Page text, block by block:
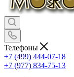
Телефоны
+7 (499) 444-07-18
+7 (977) 834-75-13